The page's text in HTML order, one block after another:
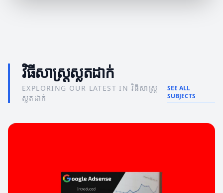
វិធីសាស្រ្តស្លតដាក់
EXPLORING OUR LATEST IN វិធីសាស្រ្ត
ស្លតដាក់
SEE ALL
SUBJECTS